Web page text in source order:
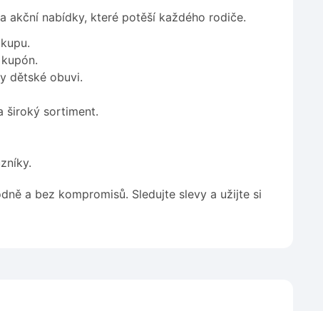
akční nabídky, které potěší každého rodiče.
dětské obuvi.
široký sortiment.
a bez kompromisů. Sledujte slevy a užijte si